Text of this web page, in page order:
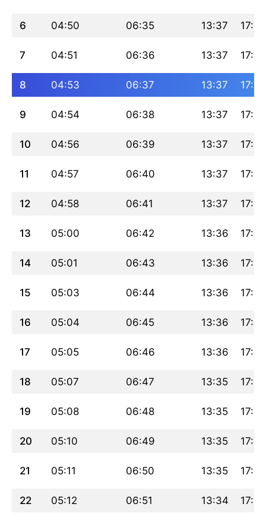
6 04:50 06:35 13:37 17:29
7 04:51 06:36 13:37 17:29
8 04:53 06:37 13:37 17:28
9 04:54 06:38 13:37 17:28
10 04:56 06:39 13:37 17:27
11 04:57 06:40 13:37 17:27
12 04:58 06:41 13:37 17:26
13 05:00 06:42 13:36 17:26
14 05:01 06:43 13:36 17:25
15 05:03 06:44 13:36 17:24
16 05:04 06:45 13:36 17:24
17 05:05 06:46 13:36 17:23
18 05:07 06:47 13:35 17:23
19 05:08 06:48 13:35 17:22
20 05:10 06:49 13:35 17:21
21 05:11 06:50 13:35 17:20
22 05:12 06:51 13:34 17:20